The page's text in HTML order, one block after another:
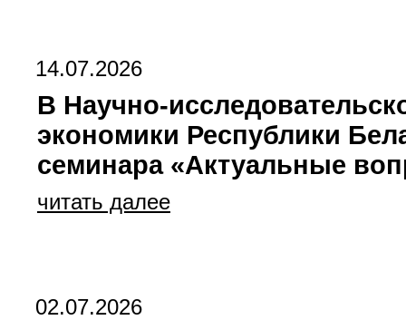
14.07.2026
В Научно-
экономики Республики
семинара «Актуальные
читать далее
02.07.2026